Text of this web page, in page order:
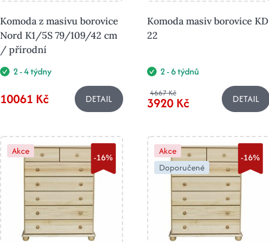
Komoda z masivu borovice
Nord K1/5S 79/109/42 cm
/ přírodní
2 - 4 týdny
10061 Kč DETAIL
Komoda masiv borovice KD
22
2 - 6 týdnů
4667 Kč
3920 Kč DETAIL
Akce
-16%
Akce
Doporučené
-16%